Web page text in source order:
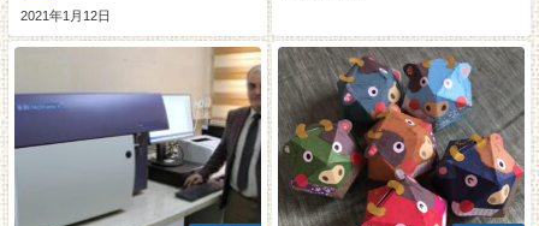
2021年1月12日